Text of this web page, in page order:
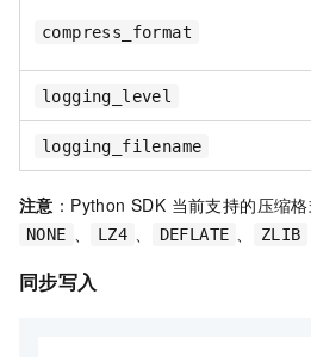
compress_format
logging_level
logging_filename
注意 ：Python SDK 当前支持的压缩
NONE 、 LZ4 、 DEFLATE 、 ZLIB
同步写入